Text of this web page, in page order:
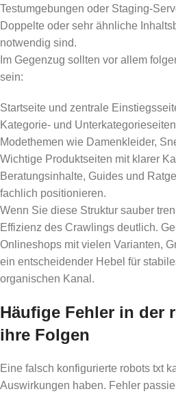
Testumgebungen oder Staging-
Doppelte oder sehr ähnliche
notwendig sind.
Im Gegenzug sollten vor allem
sein:
Startseite und zentrale
Kategorie- und
Modethemen wie Damenkleider,
Wichtige Produktseiten mit klarer
Beratungsinhalte, Guides und
fachlich positionieren.
Wenn Sie diese Struktur sauber
Effizienz des Crawlings deutlich.
Onlineshops mit vielen Varianten,
ein entscheidender Hebel für
organischen Kanal.
Häufige Fehler in der
ihre Folgen
Eine falsch konfigurierte robots txt
Auswirkungen haben. Fehler